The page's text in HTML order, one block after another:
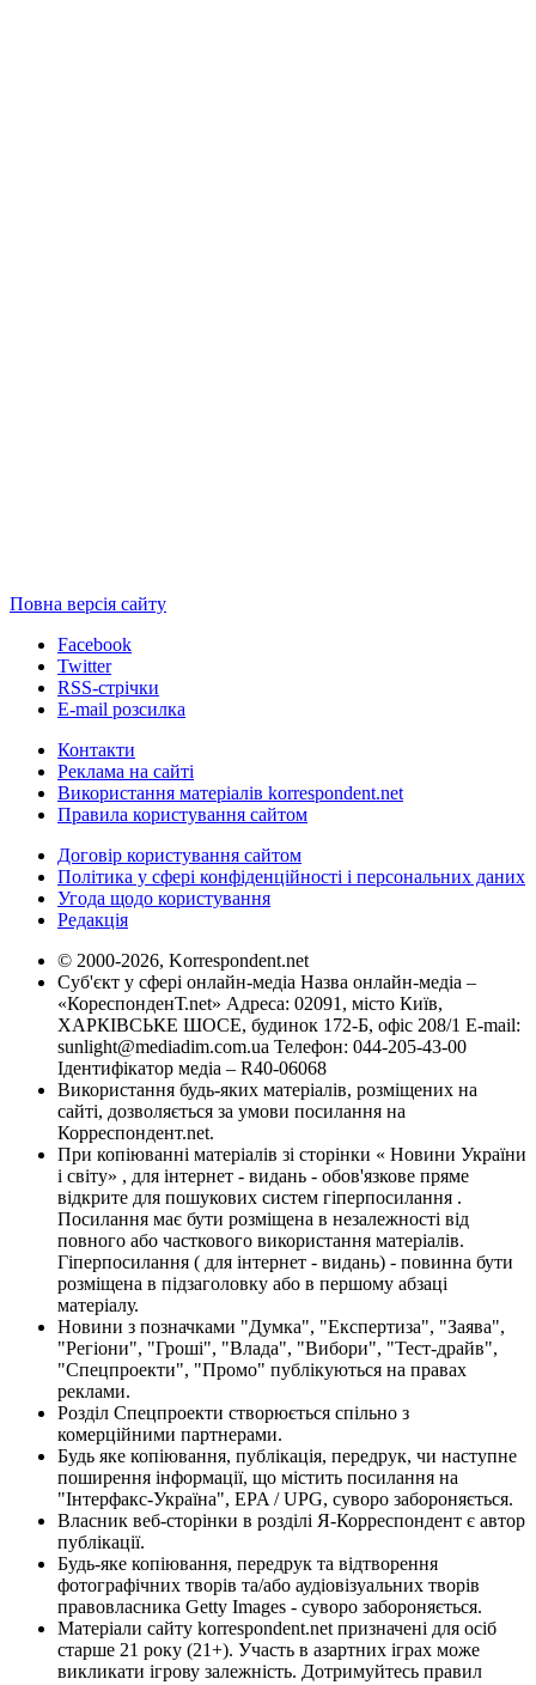
Повна версія сайту
Facebook
Twitter
RSS-стрічки
E-mail розсилка
Контакти
Реклама на сайті
Використання матеріалів korrespondent.net
Правила користування сайтом
Договір користування сайтом
Політика у сфері конфіденційності і персональних даних
Угода щодо користування
Редакція
© 2000-2026, Korrespondent.net
Суб'єкт у сфері онлайн-медіа Назва онлайн-медіа –
«КореспонденТ.net» Адреса: 02091, місто Київ,
ХАРКІВСЬКЕ ШОСЕ, будинок 172-Б, офіс 208/1 E-mail:
sunlight@mediadim.com.ua Телефон: 044-205-43-00
Ідентифікатор медіа – R40-06068
Використання будь-яких матеріалів, розміщених на
сайті, дозволяється за умови посилання на
Корреспондент.net.
При копіюванні матеріалів зі сторінки « Новини України
і світу» , для інтернет - видань - обов'язкове пряме
відкрите для пошукових систем гіперпосилання .
Посилання має бути розміщена в незалежності від
повного або часткового використання матеріалів.
Гіперпосилання ( для інтернет - видань) - повинна бути
розміщена в підзаголовку або в першому абзаці
матеріалу.
Новини з позначками "Думка", "Експертиза", "Заява",
"Регіони", "Гроші", "Влада", "Вибори", "Тест-драйв",
"Спецпроекти", "Промо" публікуються на правах
реклами.
Розділ Спецпроекти створюється спільно з
комерційними партнерами.
Будь яке копіювання, публікація, передрук, чи наступне
поширення інформації, що містить посилання на
"Інтерфакс-Україна", EPA / UPG, суворо забороняється.
Власник веб-сторінки в розділі Я-Корреспондент є автор
публікації.
Будь-яке копіювання, передрук та відтворення
фотографічних творів та/або аудіовізуальних творів
правовласника Getty Images - суворо забороняється.
Матеріали сайту korrespondent.net призначені для осіб
старше 21 року (21+). Участь в азартних іграх може
викликати ігрову залежність. Дотримуйтесь правил